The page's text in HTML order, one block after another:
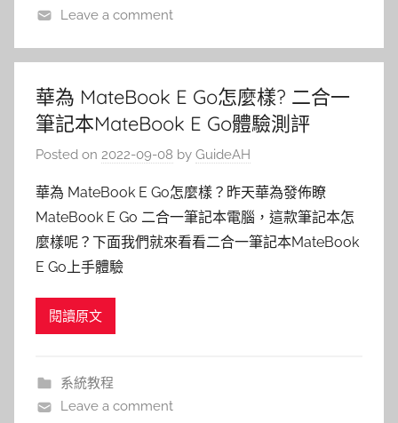
Leave a comment
華為 MateBook E Go怎麼樣? 二合一
筆記本MateBook E Go體驗測評
Posted on 2022-09-08 by GuideAH
華為 MateBook E Go怎麼樣？昨天華為發佈瞭
MateBook E Go 二合一筆記本電腦，這款筆記本怎
麼樣呢？下面我們就來看看二合一筆記本MateBook
E Go上手體驗
閱讀原文
系統教程
Leave a comment